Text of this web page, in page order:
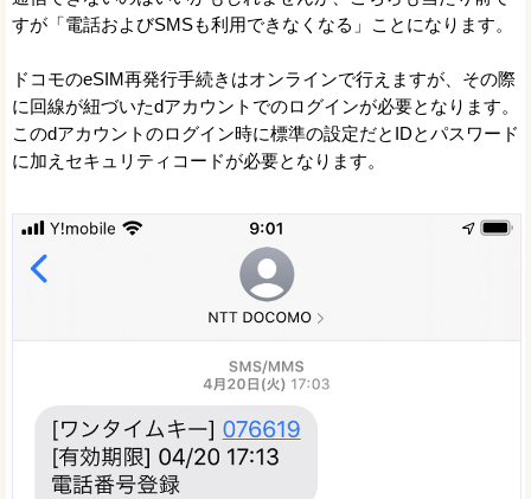
すが「電話およびSMSも利用できなくなる」ことになります。
ドコモのeSIM再発行手続きはオンラインで行えますが、その際
に回線が紐づいたdアカウントでのログインが必要となります。
このdアカウントのログイン時に標準の設定だとIDとパスワード
に加えセキュリティコードが必要となります。